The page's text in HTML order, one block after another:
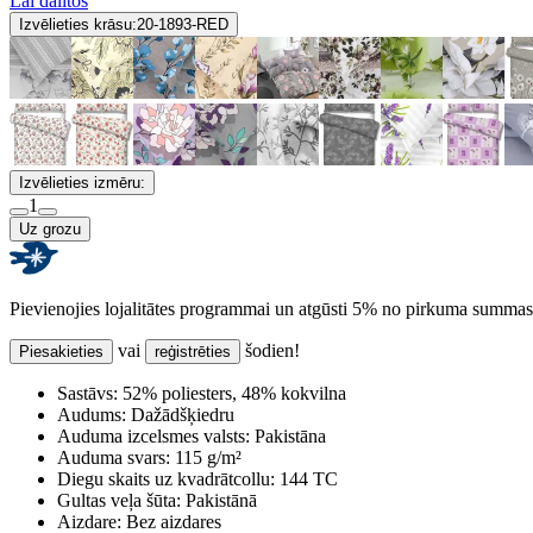
Izvēlieties krāsu:20-1893-RED
Izvēlieties izmēru:
1
Uz grozu
Pievienojies lojalitātes programmai un atgūsti 5% no pirkuma
Piesakieties vai reģistrēties šodien!
Sastāvs: 52% poliesters, 48% kokvilna
Audums: Dažādšķiedru
Auduma izcelsmes valsts: Pakistāna
Auduma svars: 115 g/m²
Diegu skaits uz kvadrātcollu: 144 TC
Gultas veļa šūta: Pakistānā
Aizdare: Bez aizdares